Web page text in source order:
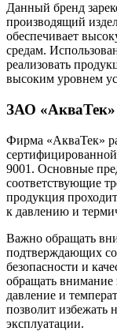
Данный бренд
производящий
обеспечивает
средам.
реализовать
высоким уровнем
ЗАО «АкваТек»
Фирма «АкваТек»
9001. Основные
соответствующие
продукция
к давлению и
Важно обращать
подтверждающих
безопасности и
обращать внимание
давление и
позволит избежать
эксплуатации.